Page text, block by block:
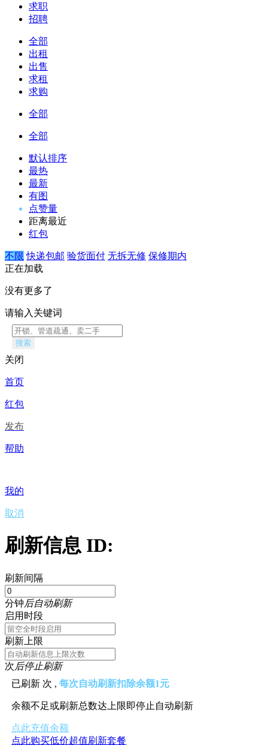
求职
招聘
全部
出租
出售
求租
求购
全部
全部
默认排序
最热
最新
有图
点赞量
距离最近
红包
不限 快递包邮 验货面付 无拆无修 保修期内
正在加载
没有更多了
请输入关键词
搜索
关闭
首页
红包
发布
帮助
我的
取消
刷新信息 ID:
刷新间隔
分钟后自动刷新
启用时段
刷新上限
次后停止刷新
已刷新 次 ,每次自动刷新扣除余额1元
余额不足或刷新总数达上限即停止自动刷新
点此充值余额
点此购买低价超值刷新套餐